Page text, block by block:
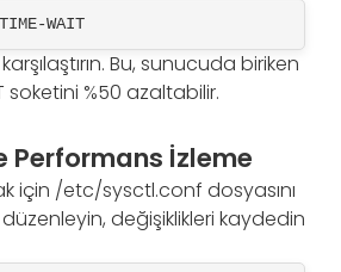
WAIT
Bu, sunucuda biriken
soketini %50 azaltabilir.
Performans İzleme
için /etc/sysctl.conf dosyasını
değişiklikleri kaydedin